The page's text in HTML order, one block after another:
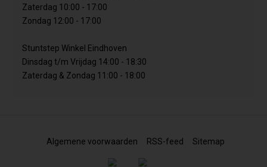
Zaterdag 10:00 - 17:00
Zondag 12:00 - 17:00
Stuntstep Winkel Eindhoven
Dinsdag t/m Vrijdag 14:00 - 18:30
Zaterdag & Zondag 11:00 - 18:00
Algemene voorwaarden RSS-feed Sitemap